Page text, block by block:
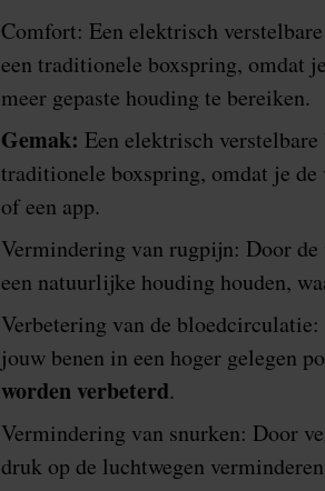
Comfort: Een elektrisch
een traditionele boxspring, omdat
meer gepaste houding te bereiken.
Gemak: Een elektrisch
traditionele boxspring, omdat je
of een app.
Vermindering van rugpijn: Door
een natuurlijke houding houden,
Verbetering van de
jouw benen in een hoger gelegen
worden verbeterd.
Vermindering van snurken: Door
druk op de luchtwegen